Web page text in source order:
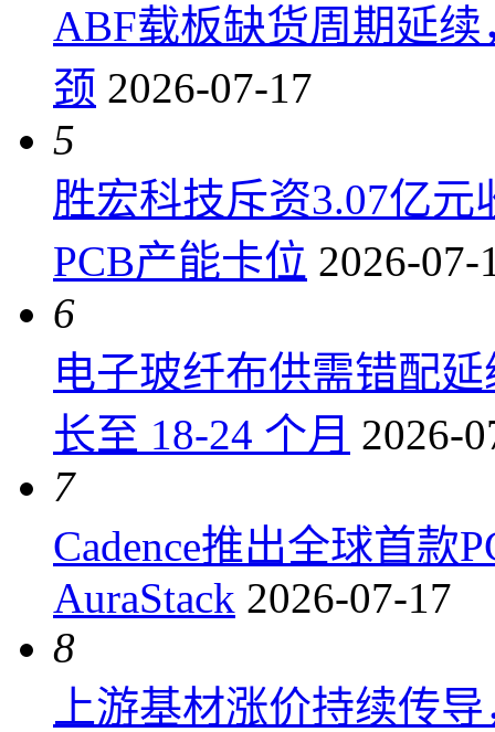
ABF载板缺货周期延
颈 2026-07-17
5
胜宏科技斥资3.07亿
PCB产能卡位 2026-07-
6
电子玻纤布供需错配
长至 18-24 个月 2026-
7
Cadence推出全球首款
AuraStack 2026-07-17
8
上游基材涨价持续传